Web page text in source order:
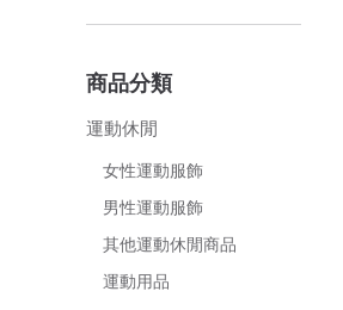
商品分類
運動休閒
女性運動服飾
男性運動服飾
其他運動休閒商品
運動用品